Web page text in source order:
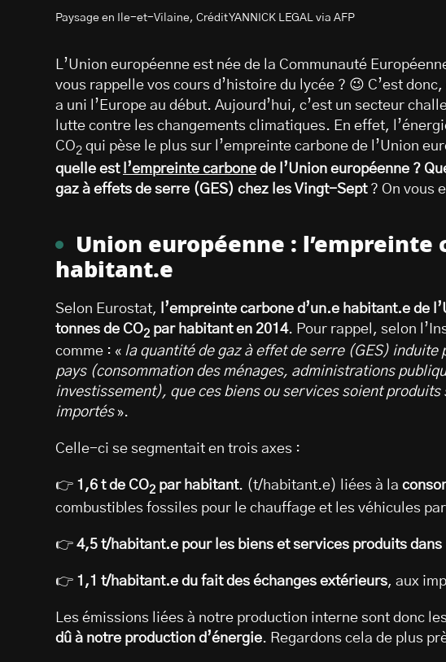
Paysage en Ile-et-Vilaine, Crédit YANNICK LEGAL via AFP
L’Union européenne est née de la Communauté
vous rappelle vos cours d’histoire du lycée ? 😉 C’est
a uni l’Europe au début. Aujourd’hui, c’est un secteur
lutte contre les changements climatiques. En effet,
CO2 qui pèse le plus sur l’empreinte carbone de l’Union
quelle est l’empreinte carbone de l’Union européenne ?
gaz à effets de serre (GES) chez les Vingt-Sept? On vous
Union européenne : l’empreinte
habitant.e
Selon Eurostat,
l’empreinte carbone d’un.e habitant.e de
tonnes de CO2 par habitant en 2014. Pour rappel, selon
comme : « la quantité de gaz à effet de serre (GES) induite
pays (consommation des ménages, administrations
investissement), que ces biens ou services soient
importés».
Celle-ci se segmentait en trois axes :
👉 1,6 t de CO2 par habitant. (t/habitant.e) liées à la
combustibles fossiles pour le chauffage et les véhicules
👉 4,5 t/habitant.e pour les biens et services produits dans
👉 1,1 t/habitant.e du fait des échanges extérieurs, aux
Les émissions liées à notre production interne sont donc
dû à notre production d’énergie. Regardons cela de plus